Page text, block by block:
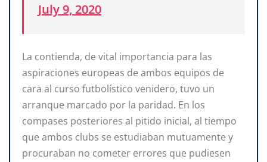
July 9, 2020
La contienda, de vital importancia para las
aspiraciones europeas de ambos equipos de
cara al curso futbolístico venidero, tuvo un
arranque marcado por la paridad. En los
compases posteriores al pitido inicial, al tiempo
que ambos clubs se estudiaban mutuamente y
procuraban no cometer errores que pudiesen